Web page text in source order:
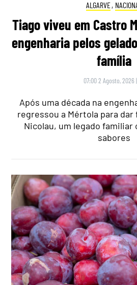
ALGARVE,
Tiago viveu em Castro
engenharia pelos
família
07:00 2 Agosto, 2026 |
Após uma década na
regressou a Mértola para
Nicolau, um legado familiar
sabores